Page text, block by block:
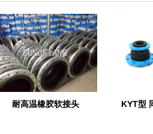
耐高温橡胶软接头